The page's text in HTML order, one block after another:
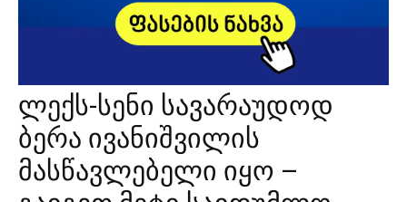
ლექს-სენი სავარაუდოდ
ბერა ივანიშვილის
მასწავლებელი იყო –